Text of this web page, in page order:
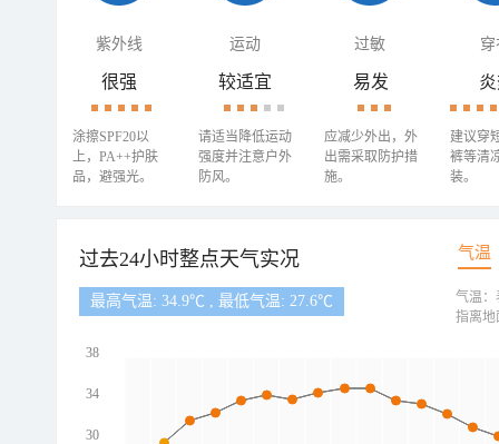
紫外线 运动 过敏 穿
很强
涂擦SPF20以
上，PA++护肤
品，避强光。
较适宜
请适当降低运动
强度并注意户外
防风。
易发
应减少外出，外
出需采取防护措
施。
建议穿
裤等清
装。
过去24小时整点天气实况 气温
最高气温: 34.9℃ , 最低气温: 27.6℃
38
34
30
气温：
指离地